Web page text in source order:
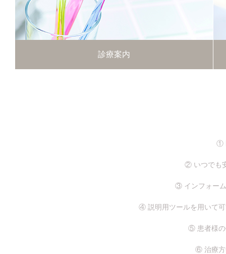
診療案内
①
② いつでも
③ インフォー
④ 説明用ツールを用いて
⑤ 患者様の
⑥ 治療方